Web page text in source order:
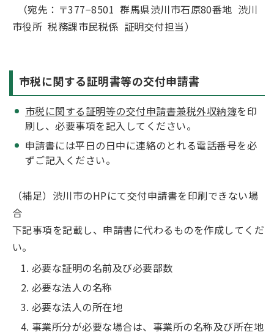
（宛先：〒377−8501 群馬県渋川市石原80番地 渋川
市役所 税務課市民税係 証明交付担当）
市税に関する証明書等の交付申請書
市税に関する証明等の交付申請書兼税外収納簿を印
刷し、必要事項を記入してください。
申請書には平日の日中に連絡のとれる電話番号を必
ずご記入ください。
（補足）渋川市のHPにて交付申請書を印刷できない場
合
下記事項を記載し、申請書に代わるものを作成してくだ
い。
必要な証明の名前及び必要部数
必要な法人の名称
必要な法人の所在地
事業所分が必要な場合は、事業所の名称及び所在地